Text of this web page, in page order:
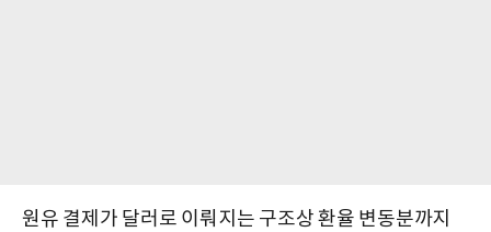
원유 결제가 달러로 이뤄지는 구조상 환율 변동분까지